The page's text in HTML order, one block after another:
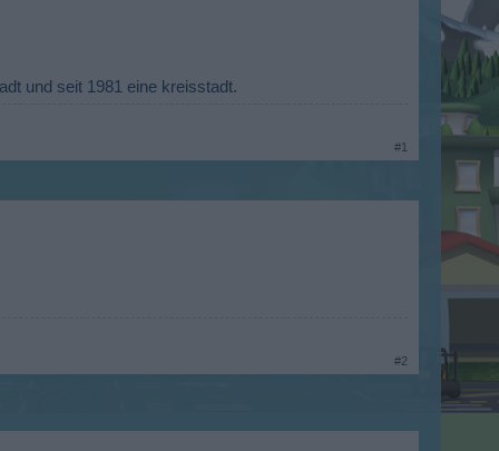
und seit 1981 eine kreisstadt.
#1
#2